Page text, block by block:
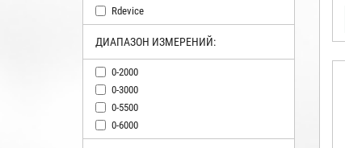
Rdevice
ДИАПАЗОН ИЗМЕРЕНИЙ:
0-2000
0-3000
0-5500
0-6000